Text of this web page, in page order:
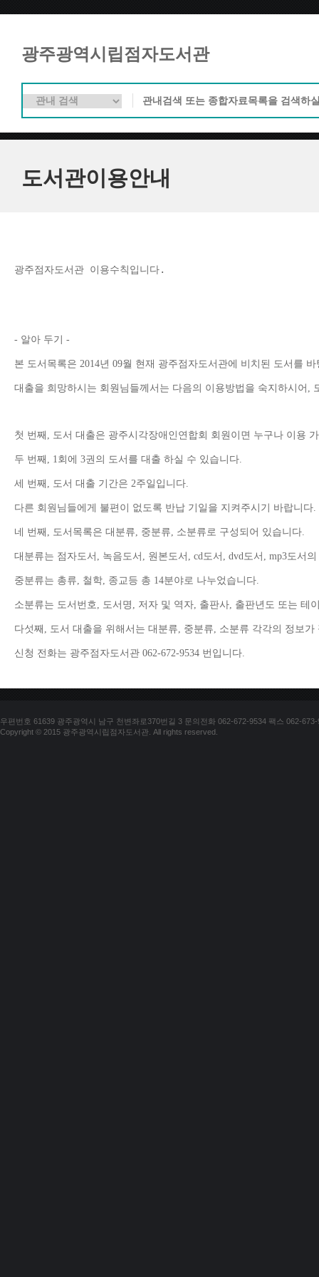
광주광역시립점자도서관
도서관이용안내
광주점자도서관 이용수칙입니다.
- 알아 두기 -
본 도서목록은 2014년 09월 현재 광주점자도서관에 비치된 도서를
대출을 희망하시는 회원님들께서는 다음의 이용방법을 숙지하시어,
첫 번째, 도서 대출은 광주시각장애인연합회 회원이면 누구나 이용
두 번째, 1회에 3권의 도서를 대출 하실 수 있습니다.
세 번째, 도서 대출 기간은 2주일입니다.
다른 회원님들에게 불편이 없도록 반납 기일을 지켜주시기 바랍니다.
네 번째, 도서목록은 대분류, 중분류, 소분류로 구성되어 있습니다.
대분류는 점자도서, 녹음도서, 원본도서, cd도서, dvd도서, mp3도서
중분류는 총류, 철학, 종교등 총 14분야로 나누었습니다.
소분류는 도서번호, 도서명, 저자 및 역자, 출판사, 출판년도 또는 테
다섯째, 도서 대출을 위해서는 대분류, 중분류, 소분류 각각의 정보
신청 전화는 광주점자도서관 062-672-9534 번입니다.
우편번호 61639 광주광역시 남구 천변좌로370번길 3 문의전화 062-672-9534 팩스 062-673-
Copyright © 2015 광주광역시립점자도서관. All rights reserved.